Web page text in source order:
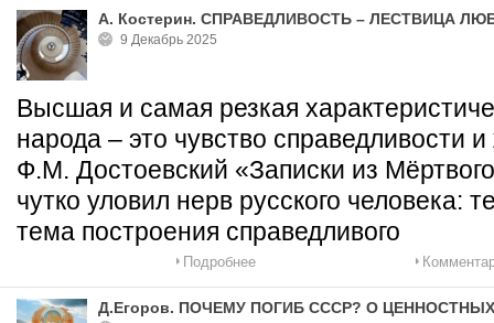
А. Костерин. СПРАВЕДЛИВОСТЬ – ЛЕСТВИЦА
9 Декабрь 2025
Высшая и самая резкая
народа – это чувство справедливости
Ф.М. Достоевский «Записки из
чутко уловил нерв русского человека:
тема построения справедливого
Подробнее
Д.Егоров. ПОЧЕМУ ПОГИБ СССР? О